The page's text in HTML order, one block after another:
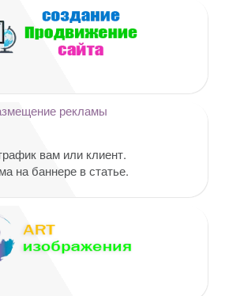
email не будет
Обязательные поля
рекламы
вам или клиент.
на баннере в статье.